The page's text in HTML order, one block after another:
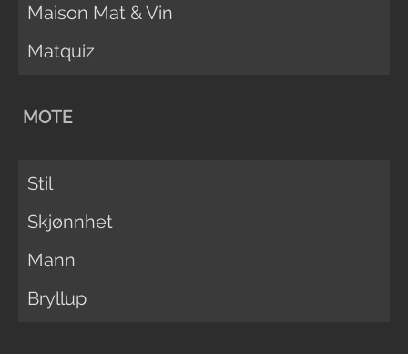
Maison Mat & Vin
Matquiz
MOTE
Stil
Skjønnhet
Mann
Bryllup